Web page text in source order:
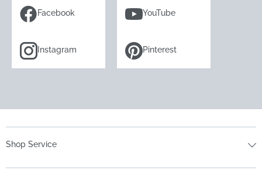
Facebook YouTube
Instagram Pinterest
Shop Service